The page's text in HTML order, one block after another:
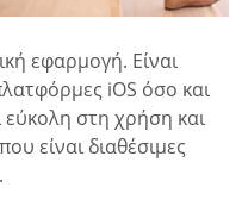
εφαρμογή. Είναι
iOS όσο και
στη χρήση και
είναι διαθέσιμες